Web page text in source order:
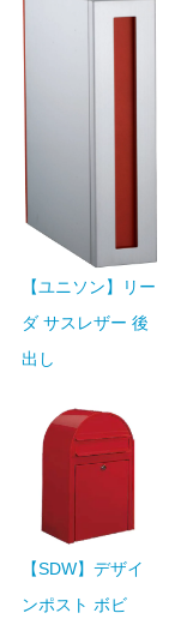
【ユニソン】リー
ダ サスレザー 後
出し
【SDW】デザイ
ンポスト ボビ